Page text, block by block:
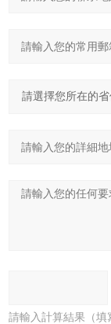
請輸入計算結果（